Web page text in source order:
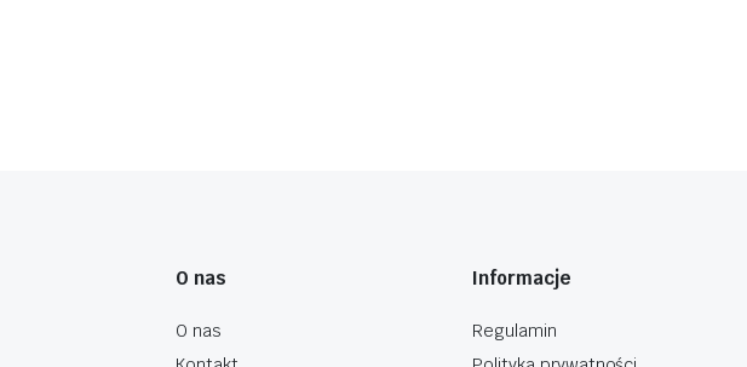
O nas
O nas
Informacje
Regulamin